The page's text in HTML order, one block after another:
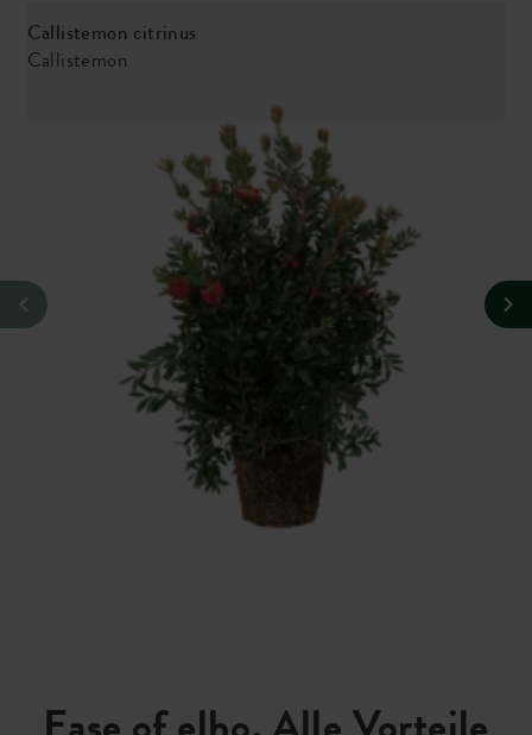
Callistemon citrinus
Callistemon